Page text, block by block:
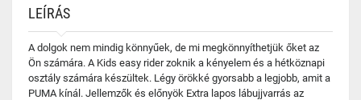
LEÍRÁS
A dolgok nem mindig könnyűek, de mi megkönnyíthetjük őket az
Ön számára. A Kids easy rider zoknik a kényelem és a hétköznapi
osztály számára készültek. Légy örökké gyorsabb a legjobb, amit a
PUMA kínál. Jellemzők és előnyök Extra lapos lábujjvarrás az